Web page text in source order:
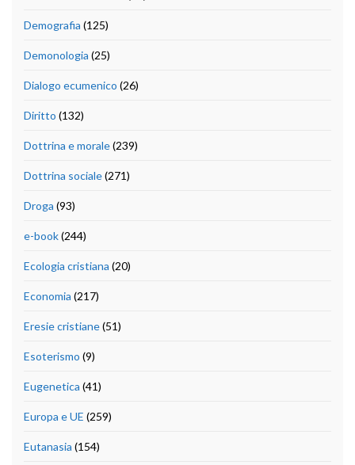
Demografia (125)
Demonologia (25)
Dialogo ecumenico (26)
Diritto (132)
Dottrina e morale(239)
Dottrina sociale(271)
Droga (93)
e-book(244)
Ecologia cristiana (20)
Economia (217)
Eresie cristiane(51)
Esoterismo (9)
Eugenetica (41)
Europa e UE (259)
Eutanasia (154)